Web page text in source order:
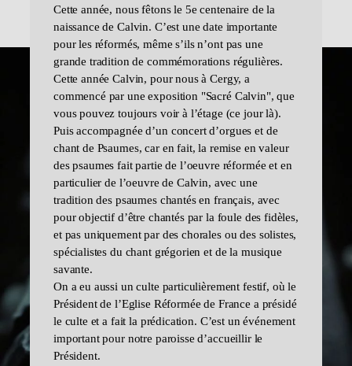
Cette année, nous fêtons le 5e centenaire de la
naissance de Calvin. C’est une date importante
pour les réformés, même s’ils n’ont pas une
grande tradition de commémorations régulières.
Cette année Calvin, pour nous à Cergy, a
commencé par une exposition "Sacré Calvin", que
vous pouvez toujours voir à l’étage (ce jour là).
Puis accompagnée d’un concert d’orgues et de
chant de Psaumes, car en fait, la remise en valeur
des psaumes fait partie de l’oeuvre réformée et en
particulier de l’oeuvre de Calvin, avec une
tradition des psaumes chantés en français, avec
pour objectif d’être chantés par la foule des fidèles,
et pas uniquement par des chorales ou des solistes,
spécialistes du chant grégorien et de la musique
savante.
On a eu aussi un culte particulièrement festif, où le
Président de l’Eglise Réformée de France a présidé
le culte et a fait la prédication. C’est un événement
important pour notre paroisse d’accueillir le
Président.